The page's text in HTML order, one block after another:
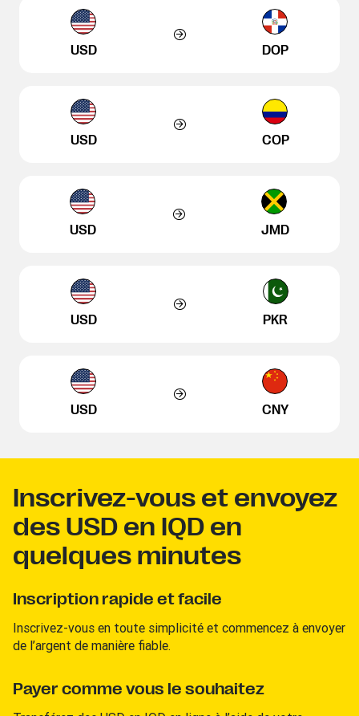
USD DOP
USD COP
USD JMD
USD PKR
USD CNY
Inscrivez-vous et envoyez
des USD en IQD en
quelques minutes
Inscription rapide et facile
Inscrivez-vous en toute simplicité et commencez à envoyer
de l’argent de manière fiable.
Payer comme vous le souhaitez